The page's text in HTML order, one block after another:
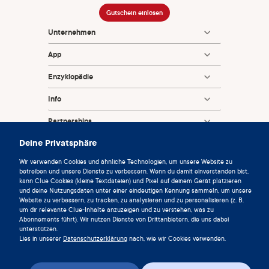
Deine Privatsphäre
Wir verwenden Cookies und ähnliche Technologien, um unsere Website zu
betreiben und unsere Dienste zu verbessern. Wenn du damit einverstanden bist,
kann Clue Cookies (kleine Textdateien) und Pixel auf deinem Gerät platzieren
und deine Nutzungsdaten unter einer eindeutigen Kennung sammeln, um unsere
Website zu verbessern, zu tracken, zu analysieren und zu personalisieren (z. B.
um dir relevante Clue-Inhalte anzuzeigen und zu verstehen, was zu
Abonnements führt). Wir nutzen Dienste von Drittanbietern, die uns dabei
unterstützen.
Lies in unserer Datenschutzerklärung nach, wie wir Cookies verwenden.
2016. F&S Reports [Internet]. 2020 Sep 1 [cited 2025 Feb
https://www.sciencedirect.com/science/article/pii/S2666
334120300386
Jones RK, Lindberg LD, Higgins JA. Pull and pray or extra
protection? Contraceptive strategies involving withdrawal
among US adult women. Contraception [Internet]. 2014
03/
American College of Obstetricians and Gynecologists.
Emergency Contraception | ACOG [Internet]. 2021 [cited
2025 Feb 11]. Available from:
https://www.acog.org/womens-health/faqs/emergency-
contraception
Center for Devices and Radiological Health. Pregnancy.
from:https://www.fda.gov/medical-devices/home-use-
Gutschein einlösen
Unternehmen
App
Enzyklopädie
Info
Partnerships
© 2026 Clue von der Biowink GmbH. Alle Rechte vorbehalten.
v: 08684d9932026-08-06 11:34:36